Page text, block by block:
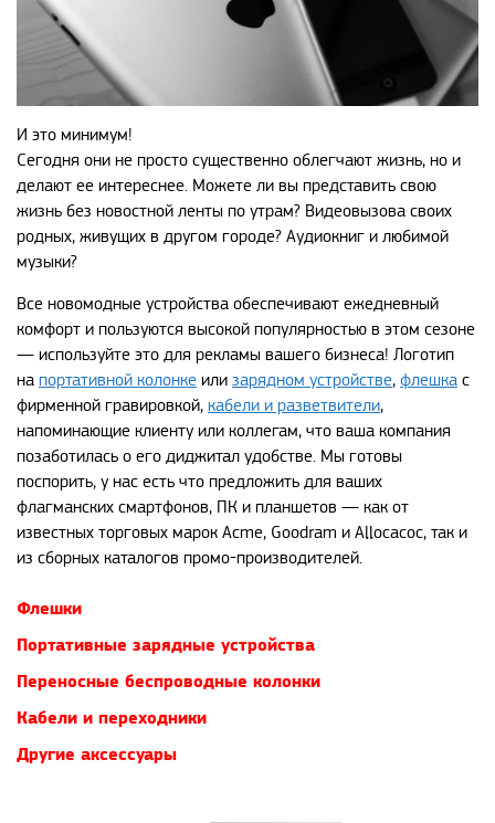
И это минимум!
Сегодня они не просто существенно облегчают жизнь, но и
делают ее интереснее. Можете ли вы представить свою
жизнь без новостной ленты по утрам? Видеовызова своих
родных, живущих в другом городе? Аудиокниг и любимой
музыки?
Все новомодные устройства обеспечивают ежедневный
комфорт и пользуются высокой популярностью в этом сезоне
— используйте это для рекламы вашего бизнеса! Логотип
на портативной колонке или зарядном устройстве, флешка с
фирменной гравировкой, кабели и разветвители,
напоминающие клиенту или коллегам, что ваша компания
позаботилась о его диджитал удобстве. Мы готовы
поспорить, у нас есть что предложить для ваших
флагманских смартфонов, ПК и планшетов — как от
известных торговых марок Acme, Goodram и Allocacoc, так и
из сборных каталогов промо-производителей.
Флешки
Портативные зарядные устройства
Переносные беспроводные колонки
Кабели и переходники
Другие аксессуары